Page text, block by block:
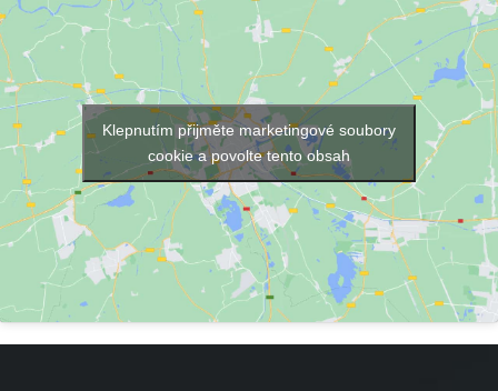
Klepnutím přijměte marketingové soubory
cookie a povolte tento obsah